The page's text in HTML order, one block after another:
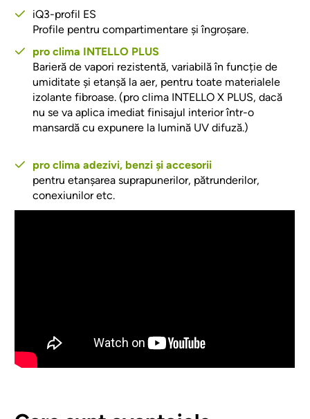
iQ3-profil ES
Profile pentru compartimentare și îngroșare.
pro clima INTELLO PLUS
Barieră de vapori rezistentă, variabilă în funcție de
umiditate și etanșă la aer, pentru toate materialele
izolante fibroase. (pro clima INTELLO X PLUS, dacă
nu se va aplica imediat finisajul interior într-o
mansardă cu expunere la lumină UV difuză.)
pro clima adezivi, benzi și accesorii
pentru etanșarea suprapunerilor, pătrunderilor,
conexiunilor etc.